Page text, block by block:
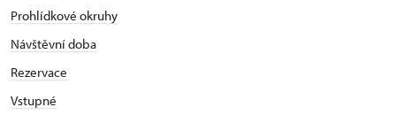
Prohlídkové okruhy
Návštěvní doba
Rezervace
Vstupné